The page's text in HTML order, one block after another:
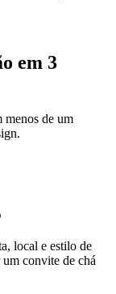
em 3
menos de um
local e estilo de
convite de chá